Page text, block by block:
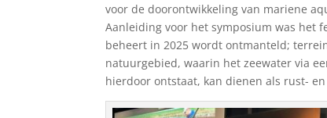
voor de doorontwikkeling van mariene
Aanleiding voor het symposium was
beheert in 2025 wordt ontmanteld;
natuurgebied, waarin het zeewater via
hierdoor ontstaat, kan dienen als rust-